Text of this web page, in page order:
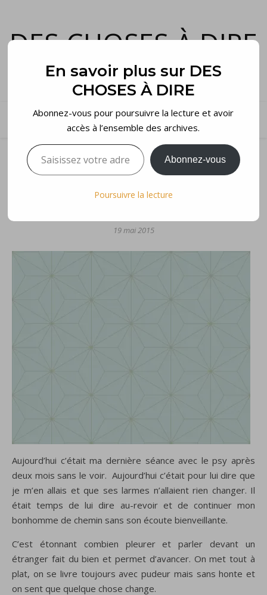
DES CHOSES À DIRE
et voilà…
TEMPUS RERUM IMPERATOR
19 mai 2015
Aujourd’hui c’était ma dernière séance avec le psy après
deux mois sans le voir. Aujourd’hui c’était pour lui dire que
je m’en allais et que ses larmes n’allaient rien changer. Il
était temps de lui dire au-revoir et de continuer mon
bonhomme de chemin sans son écoute bienveillante.
C’est étonnant combien pleurer et parler devant un
étranger fait du bien et permet d’avancer. On met tout à
plat, on se livre toujours avec pudeur mais sans honte et
on sent que quelque chose change.
En savoir plus sur DES
CHOSES À DIRE
Abonnez-vous pour poursuivre la lecture et avoir
accès à l’ensemble des archives.
Saisissez votre adresse e-mail…
Abonnez-vous
Poursuivre la lecture